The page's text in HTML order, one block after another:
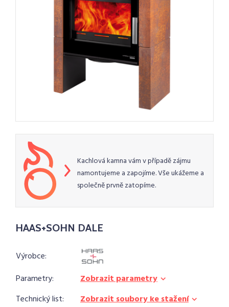
Kachlová kamna vám v případě zájmu
namontujeme a zapojíme. Vše ukážeme a
společně prvně zatopíme.
HAAS+SOHN DALE
Výrobce:
Parametry:
Zobrazit parametry
Technický list:
Zobrazit soubory ke stažení